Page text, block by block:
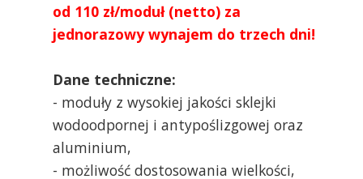
od 110 zł/moduł (netto) za
jednorazowy wynajem do trzech dni!
Dane techniczne:
- moduły z wysokiej jakości sklejki
wodoodpornej i antypoślizgowej oraz
aluminium,
- możliwość dostosowania wielkości,